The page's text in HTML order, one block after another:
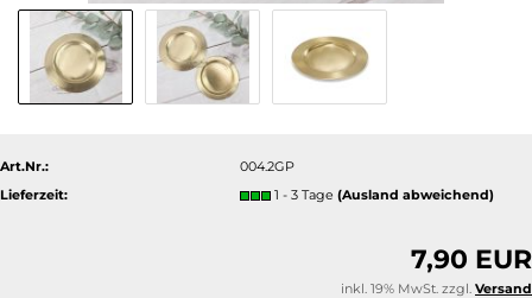
Art.Nr.:
004.2GP
Lieferzeit:
1 - 3 Tage (Ausland abweichend)
7,90 EUR
inkl. 19% MwSt. zzgl. Versand